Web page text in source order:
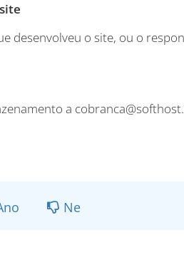
desenvolveu o site, ou o
a
Ne